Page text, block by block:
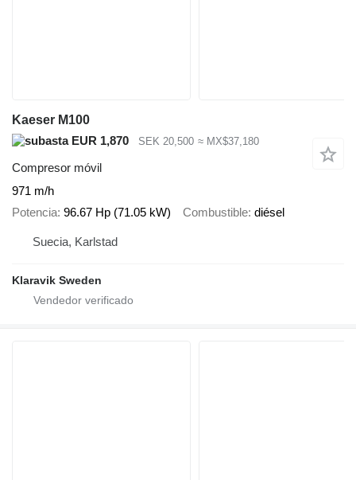
Kaeser M100
EUR 1,870
SEK 20,500 ≈ MX$37,180
Compresor móvil
971 m/h
Potencia 96.67 Hp (71.05 kW) Combustible diésel
Suecia, Karlstad
Klaravik Sweden